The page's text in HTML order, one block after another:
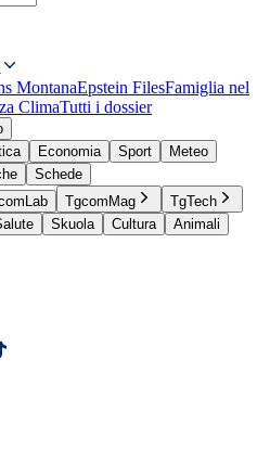
MontanaEpstein FilesFamiglia nel
ClimaTutti i dossier
Economia Sport
Meteo
Schede
TgcomMag
TgTech
Skuola Cultura
Animali